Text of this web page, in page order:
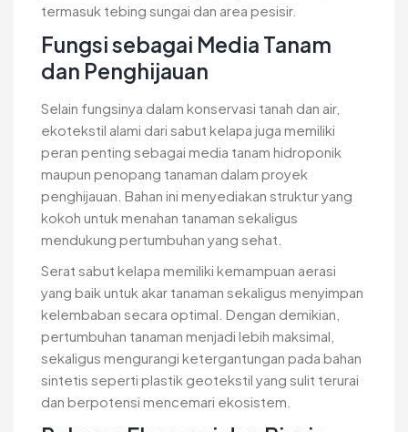
termasuk tebing sungai dan area pesisir.
Fungsi sebagai Media Tanam
dan Penghijauan
Selain fungsinya dalam konservasi tanah dan air,
ekotekstil alami dari sabut kelapa juga memiliki
peran penting sebagai media tanam hidroponik
maupun penopang tanaman dalam proyek
penghijauan. Bahan ini menyediakan struktur yang
kokoh untuk menahan tanaman sekaligus
mendukung pertumbuhan yang sehat.
Serat sabut kelapa memiliki kemampuan aerasi
yang baik untuk akar tanaman sekaligus menyimpan
kelembaban secara optimal. Dengan demikian,
pertumbuhan tanaman menjadi lebih maksimal,
sekaligus mengurangi ketergantungan pada bahan
sintetis seperti plastik geotekstil yang sulit terurai
dan berpotensi mencemari ekosistem.